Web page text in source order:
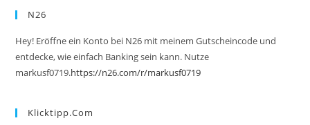
N26
Hey! Eröffne ein Konto bei N26 mit meinem Gutscheincode und
entdecke, wie einfach Banking sein kann. Nutze
markusf0719.https://n26.com/r/markusf0719
Klicktipp.com